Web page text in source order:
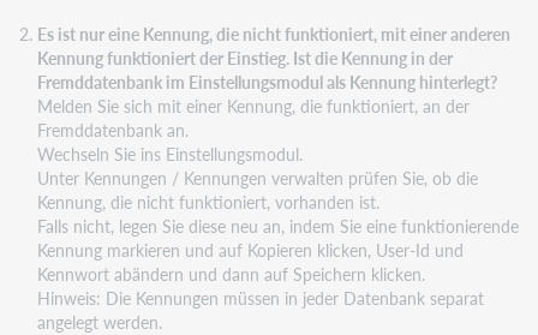
Es ist nur eine Kennung, die nicht funktioniert, mit einer anderen
Kennung funktioniert der Einstieg. Ist die Kennung in der
Fremddatenbank im Einstellungsmodul als Kennung hinterlegt?
Melden Sie sich mit einer Kennung, die funktioniert, an der
Fremddatenbank an.
Wechseln Sie ins Einstellungsmodul.
Unter Kennungen / Kennungen verwalten prüfen Sie, ob die
Kennung, die nicht funktioniert, vorhanden ist.
Falls nicht, legen Sie diese neu an, indem Sie eine funktionierende
Kennung markieren und auf Kopieren klicken, User-Id und
Kennwort abändern und dann auf Speichern klicken.
Hinweis: Die Kennungen müssen in jeder Datenbank separat
angelegt werden.